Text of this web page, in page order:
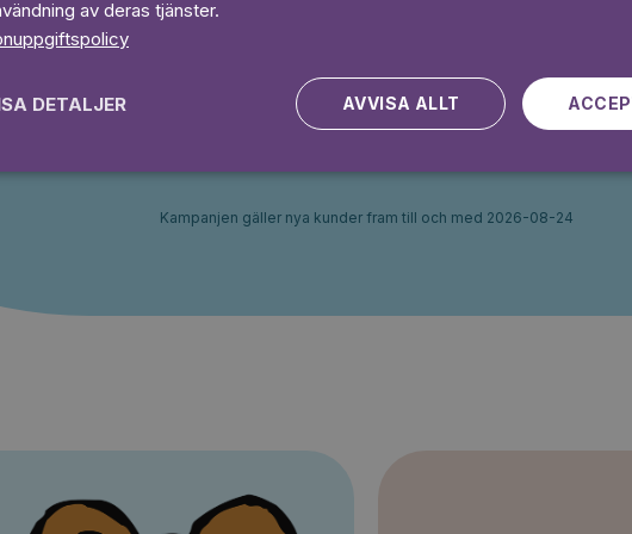
bindningstid
Prova 7
Kampanjen gäller nya kunder fram till och med 2026-08-24
av deras tjänster.
AVVISA ALLT
DETALJER